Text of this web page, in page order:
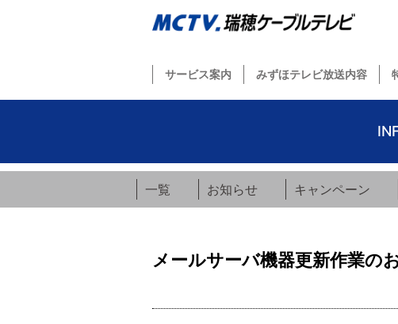
サービス案内 みずほテレビ放送内容
一覧 お知らせ キャンペーン
メールサーバ機器更新作業の